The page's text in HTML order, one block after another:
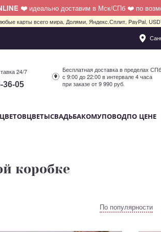
❤️ идеально доставим в Мск/СПб ❤️ по
карты всего мира, Долями, Яндекс.Сплит, PayPal,
24/7
36-05
Бесплатная доставка в пределах СПб
с 9:00 до 22:00 в интервале 4 часа
при заказе от 9 990 руб.
ЦВЕТЫСВАДЬБАКОМУПОВОДПО ЦЕНЕ
коробке
По популярности